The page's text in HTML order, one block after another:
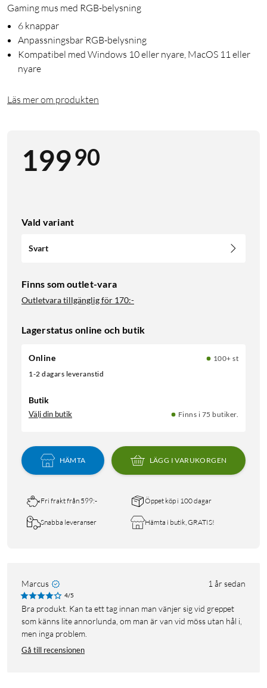
Gaming mus med RGB-belysning
6 knappar
Anpassningsbar RGB-belysning
Kompatibel med Windows 10 eller nyare, MacOS 11 eller
nyare
Läs mer om produkten
19990
Vald variant
Svart
Finns som outlet-vara
Outletvara tillgänglig för 170:-
Lagerstatus online och butik
Online
100+ st
1-2 dagars leveranstid
Butik
Välj din butik Finns i 75 butiker.
HÄMTA LÄGG I VARUKORGEN
Fri frakt från 599:- Öppet köp i 100 dagar
Snabba leveranser Hämta i butik, GRATIS!
Marcus 1 år sedan
4/5
Bra produkt. Kan ta ett tag innan man vänjer sig vid greppet
som känns lite annorlunda, om man är van vid möss utan hål i,
men inga problem.
Gå till recensionen